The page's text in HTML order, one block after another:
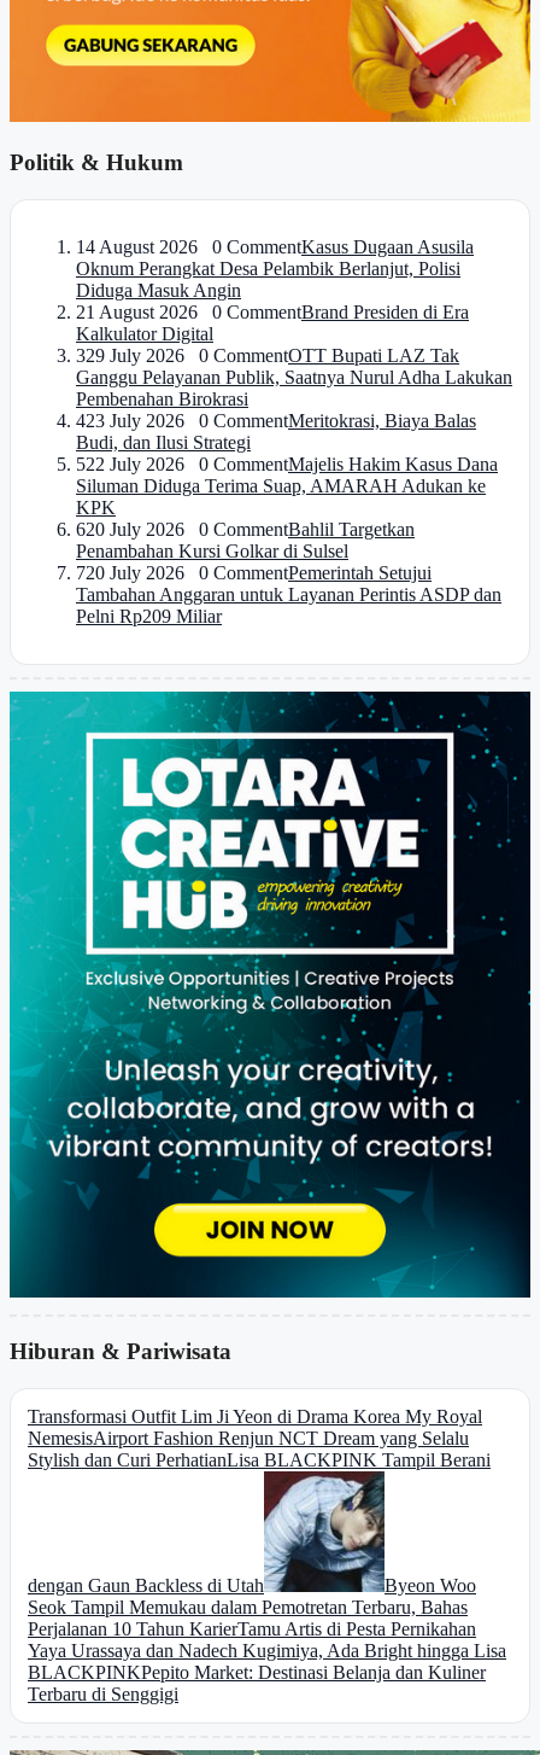
Politik & Hukum
14 August 2026 0 CommentKasus Dugaan Asusila
Oknum Perangkat Desa Pelambik Berlanjut, Polisi
Diduga Masuk Angin
21 August 2026 0 CommentBrand Presiden di Era
Kalkulator Digital
329 July 2026 0 CommentOTT Bupati LAZ Tak
Ganggu Pelayanan Publik, Saatnya Nurul Adha Lakukan
Pembenahan Birokrasi
423 July 2026 0 CommentMeritokrasi, Biaya Balas
Budi, dan Ilusi Strategi
522 July 2026 0 CommentMajelis Hakim Kasus Dana
Siluman Diduga Terima Suap, AMARAH Adukan ke
KPK
620 July 2026 0 CommentBahlil Targetkan
Penambahan Kursi Golkar di Sulsel
720 July 2026 0 CommentPemerintah Setujui
Tambahan Anggaran untuk Layanan Perintis ASDP dan
Pelni Rp209 Miliar
Hiburan & Pariwisata
Transformasi Outfit Lim Ji Yeon di Drama Korea My Royal
NemesisAirport Fashion Renjun NCT Dream yang Selalu
Stylish dan Curi PerhatianLisa BLACKPINK Tampil Berani
dengan Gaun Backless di Utah
Byeon Woo
Seok Tampil Memukau dalam Pemotretan Terbaru, Bahas
Perjalanan 10 Tahun KarierTamu Artis di Pesta Pernikahan
Yaya Urassaya dan Nadech Kugimiya, Ada Bright hingga Lisa
BLACKPINKPepito Market: Destinasi Belanja dan Kuliner
Terbaru di Senggigi